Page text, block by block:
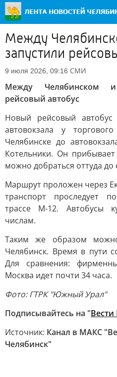
Между
запустили
9 июля 2026, 09:16 СМИ
Между Челябинском
рейсовый автобус
Новый рейсовый автобус
автовокзала у
Челябинске до
Котельники. Он
можно добраться оттуда
Маршрут проложен через
транспорт проследует
трассе М-12. Автобусы
числам.
Таким же образом
Челябинск. Время в пути
Для сравнения:
Москва идет почти 34 часа.
Фото: ГТРК "Южный Урал"
Подписывайтесь на "
Источник: Канал в МАКС
Челябинск"